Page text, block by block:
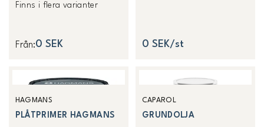
Finns i flera varianter
Från:0 SEK 0 SEK/st
HAGMANS
PLÅTPRIMER HAGMANS
CAPAROL
GRUNDOLJA